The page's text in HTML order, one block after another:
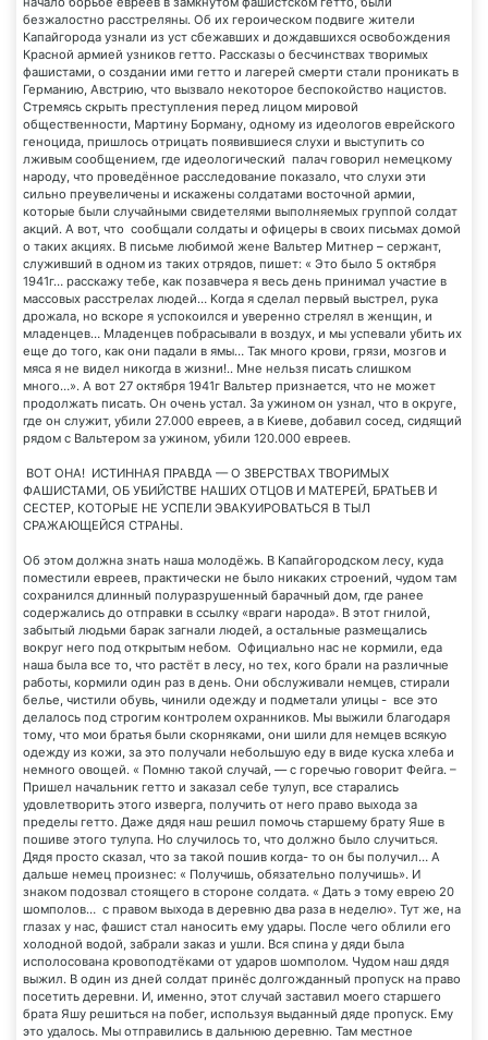
безжалостно расстреляны. Об их героическом подвиге жители
Капайгорода узнали из уст сбежавших и дождавшихся освобождения
Красной армией узников гетто. Рассказы о бесчинствах творимых
фашистами, о создании ими гетто и лагерей смерти стали проникать в
Германию, Австрию, что вызвало некоторое беспокойство нацистов.
Стремясь скрыть преступления перед лицом мировой
общественности, Мартину Борману, одному из идеологов еврейского
геноцида, пришлось отрицать появившиеся слухи и выступить со
лживым сообщением, где идеологический палач говорил немецкому
народу, что проведённое расследование показало, что слухи эти
сильно преувеличены и искажены солдатами восточной армии,
которые были случайными свидетелями выполняемых группой солдат
акций. А вот, что сообщали солдаты и офицеры в своих письмах домой
о таких акциях. В письме любимой жене Вальтер Митнер – сержант,
служивший в одном из таких отрядов, пишет: « Это было 5 октября
1941г… расскажу тебе, как позавчера я весь день принимал участие в
массовых расстрелах людей… Когда я сделал первый выстрел, рука
дрожала, но вскоре я успокоился и уверенно стрелял в женщин, и
младенцев… Младенцев побрасывали в воздух, и мы успевали убить их
еще до того, как они падали в ямы… Так много крови, грязи, мозгов и
мяса я не видел никогда в жизни!.. Мне нельзя писать слишком
много…». А вот 27 октября 1941г Вальтер признается, что не может
продолжать писать. Он очень устал. За ужином он узнал, что в округе,
где он служит, убили 27.000 евреев, а в Киеве, добавил сосед, сидящий
рядом с Вальтером за ужином, убили 120.000 евреев.
ВОТ ОНА! ИСТИННАЯ ПРАВДА — О ЗВЕРСТВАХ ТВОРИМЫХ
ФАШИСТАМИ, ОБ УБИЙСТВЕ НАШИХ ОТЦОВ И МАТЕРЕЙ, БРАТЬЕВ И
СЕСТЕР, КОТОРЫЕ НЕ УСПЕЛИ ЭВАКУИРОВАТЬСЯ В ТЫЛ
СРАЖАЮЩЕЙСЯ СТРАНЫ.
Об этом должна знать наша молодёжь. В Капайгородском лесу, куда
поместили евреев, практически не было никаких строений, чудом там
сохранился длинный полуразрушенный барачный дом, где ранее
содержались до отправки в ссылку «враги народа». В этот гнилой,
забытый людьми барак загнали людей, а остальные размещались
вокруг него под открытым небом. Официально нас не кормили, еда
наша была все то, что растёт в лесу, но тех, кого брали на различные
работы, кормили один раз в день. Они обслуживали немцев, стирали
белье, чистили обувь, чинили одежду и подметали улицы - все это
делалось под строгим контролем охранников. Мы выжили благодаря
тому, что мои братья были скорняками, они шили для немцев всякую
одежду из кожи, за это получали небольшую еду в виде куска хлеба и
немного овощей. « Помню такой случай, — с горечью говорит Фейга. –
Пришел начальник гетто и заказал себе тулуп, все старались
удовлетворить этого изверга, получить от него право выхода за
пределы гетто. Даже дядя наш решил помочь старшему брату Яше в
пошиве этого тулупа. Но случилось то, что должно было случиться.
Дядя просто сказал, что за такой пошив когда- то он бы получил… А
дальше немец произнес: « Получишь, обязательно получишь». И
знаком подозвал стоящего в стороне солдата. « Дать э тому еврею 20
шомполов… с правом выхода в деревню два раза в неделю». Тут же, на
глазах у нас, фашист стал наносить ему удары. После чего облили его
холодной водой, забрали заказ и ушли. Вся спина у дяди была
исполосована кровоподтёками от ударов шомполом. Чудом наш дядя
выжил. В один из дней солдат принёс долгожданный пропуск на право
посетить деревни. И, именно, этот случай заставил моего старшего
брата Яшу решиться на побег, используя выданный дяде пропуск. Ему
это удалось. Мы отправились в дальнюю деревню. Там местное